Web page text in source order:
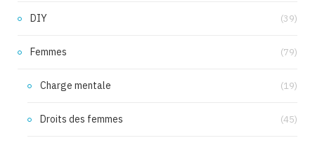
DIY (39)
Femmes (79)
Charge mentale (19)
Droits des femmes (45)